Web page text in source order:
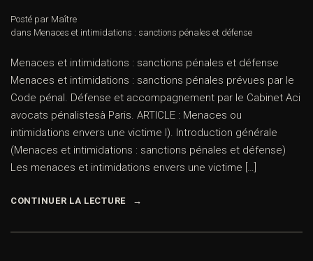
Posté par Maître
dans Menaces et intimidations : sanctions pénales et défense
Menaces et intimidations : sanctions pénales et défense
Menaces et intimidations : sanctions pénales prévues par le
Code pénal. Défense et accompagnement par le Cabinet Aci
avocats pénalistesà Paris. ARTICLE : Menaces ou
intimidations envers une victime I). Introduction générale
(Menaces et intimidations : sanctions pénales et défense)
Les menaces et intimidations envers une victime […]
CONTINUER LA LECTURE